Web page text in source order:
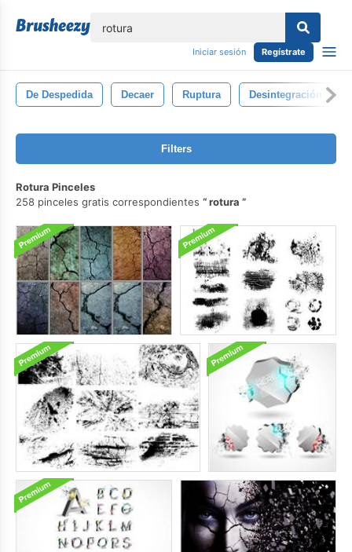
Iniciar sesión Regístrate
De Despedida Decaer Ruptura Desintegración
Filters
Rotura Pinceles
258 pinceles gratis correspondientes
rotura